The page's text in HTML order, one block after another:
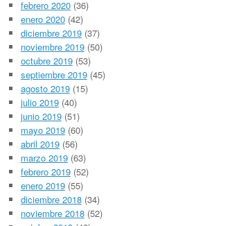
febrero 2020(36)
enero 2020(42)
diciembre 2019(37)
noviembre 2019(50)
octubre 2019(53)
septiembre 2019(45)
agosto 2019(15)
julio 2019(40)
junio 2019(51)
mayo 2019(60)
abril 2019(56)
marzo 2019(63)
febrero 2019(52)
enero 2019(55)
diciembre 2018(34)
noviembre 2018(52)